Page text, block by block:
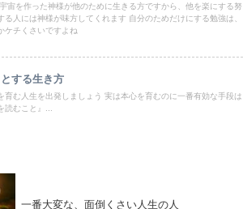
宙を作った神様が他のために生きる方ですから、他を楽にする努
る人には神様が味方してくれます 自分のためだけにする勉強は、
ケチくさいですよね
する生き方
育む人生を出発しましょう 実は本心を育むのに一番有効な手段は
読むこと』...
一番大変な、面倒くさい人生の人